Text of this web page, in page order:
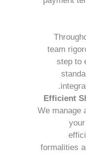
team
step to
Efficient
We manage
formalities